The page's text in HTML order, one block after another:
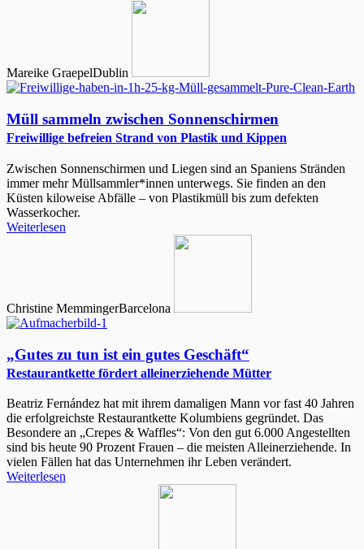
Mareike GraepelDublin
Müll sammeln zwischen Sonnenschirmen
Freiwillige befreien Strand von Plastik und Kippen
Zwischen Sonnenschirmen und Liegen sind an Spaniens Stränden
immer mehr Müllsammler*innen unterwegs. Sie finden an den
Küsten kiloweise Abfälle – von Plastikmüll bis zum defekten
Wasserkocher.
Weiterlesen
Christine MemmingerBarcelona
„Gutes zu tun ist ein gutes Geschäft“
Restaurantkette fördert alleinerziehende Mütter
Beatriz Fernández hat mit ihrem damaligen Mann vor fast 40 Jahren
die erfolgreichste Restaurantkette Kolumbiens gegründet. Das
Besondere an „Crepes & Waffles“: Von den gut 6.000 Angestellten
sind bis heute 90 Prozent Frauen – die meisten Alleinerziehende. In
vielen Fällen hat das Unternehmen ihr Leben verändert.
Weiterlesen